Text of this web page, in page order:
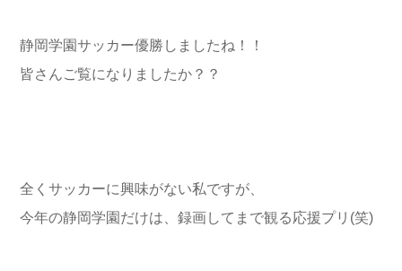
静岡学園サッカー優勝しましたね！！
皆さんご覧になりましたか？？
全くサッカーに興味がない私ですが、
今年の静岡学園だけは、録画してまで観る応援プリ(笑)